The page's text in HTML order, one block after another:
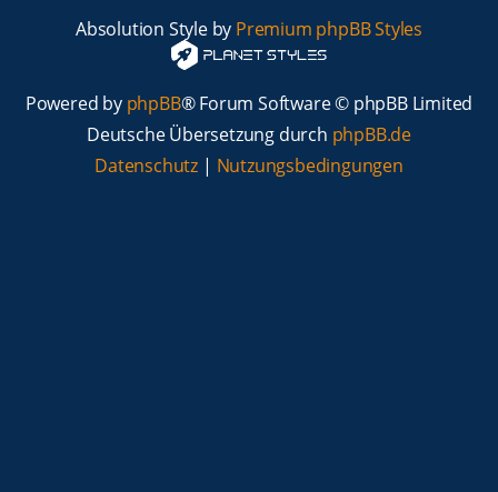
Absolution Style by Premium phpBB Styles
Powered by phpBB® Forum Software © phpBB Limited
Deutsche Übersetzung durch phpBB.de
Datenschutz | Nutzungsbedingungen